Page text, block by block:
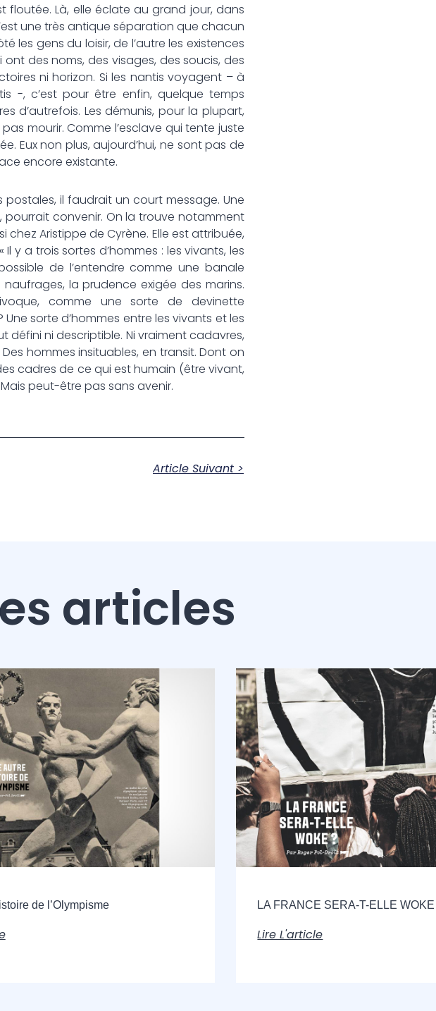
Là, elle éclate au grand jour, dans
une très antique séparation que chacun
les gens du loisir, de l’autre les existences
des noms, des visages, des soucis, des
ni horizon. Si les nantis voyagent – à
-, c’est pour être enfin, quelque temps
d’autrefois. Les démunis, pour la plupart,
mourir. Comme l’esclave qui tente juste
Eux non plus, aujourd’hui, ne sont pas de
encore existante.
il faudrait un court message. Une
pourrait convenir. On la trouve notamment
Aristippe de Cyrène. Elle est attribuée,
y a trois sortes d’hommes : les vivants, les
de l’entendre comme une banale
la prudence exigée des marins.
comme une sorte de devinette
sorte d’hommes entre les vivants et les
ni descriptible. Ni vraiment cadavres,
hommes insituables, en transit. Dont on
cadres de ce qui est humain (être vivant,
peut-être pas sans avenir.
Article Suivant >
articles
de l’Olympisme LA FRANCE SERA-T-ELLE
Lire L'article